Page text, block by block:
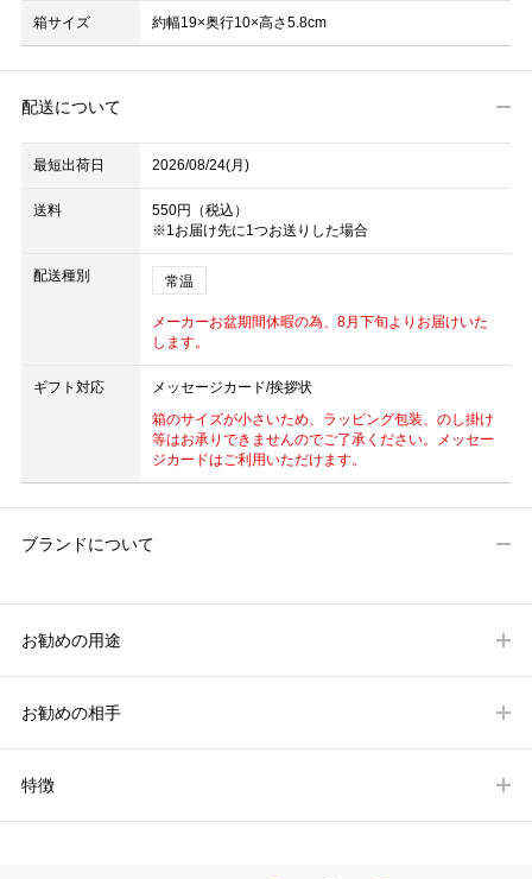
箱サイズ 約幅19×奥行10×高さ5.8cm
配送について
最短出荷日 2026/08/24(月)
送料
550円（税込）
※1お届け先に1つお送りした場合
配送種別 常温
メーカーお盆期間休暇の為、8月下旬よりお届けいた
します。
ギフト対応
メッセージカード/挨拶状
箱のサイズが小さいため、ラッピング包装、のし掛け
等はお承りできませんのでご了承ください。メッセー
ジカードはご利用いただけます。
ブランドについて
お勧めの用途
お勧めの相手
特徴